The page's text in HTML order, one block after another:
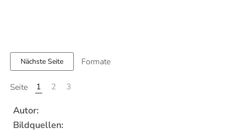
Nächste Seite Formate
Seite 1 2 3
Autor:
Bildquellen: